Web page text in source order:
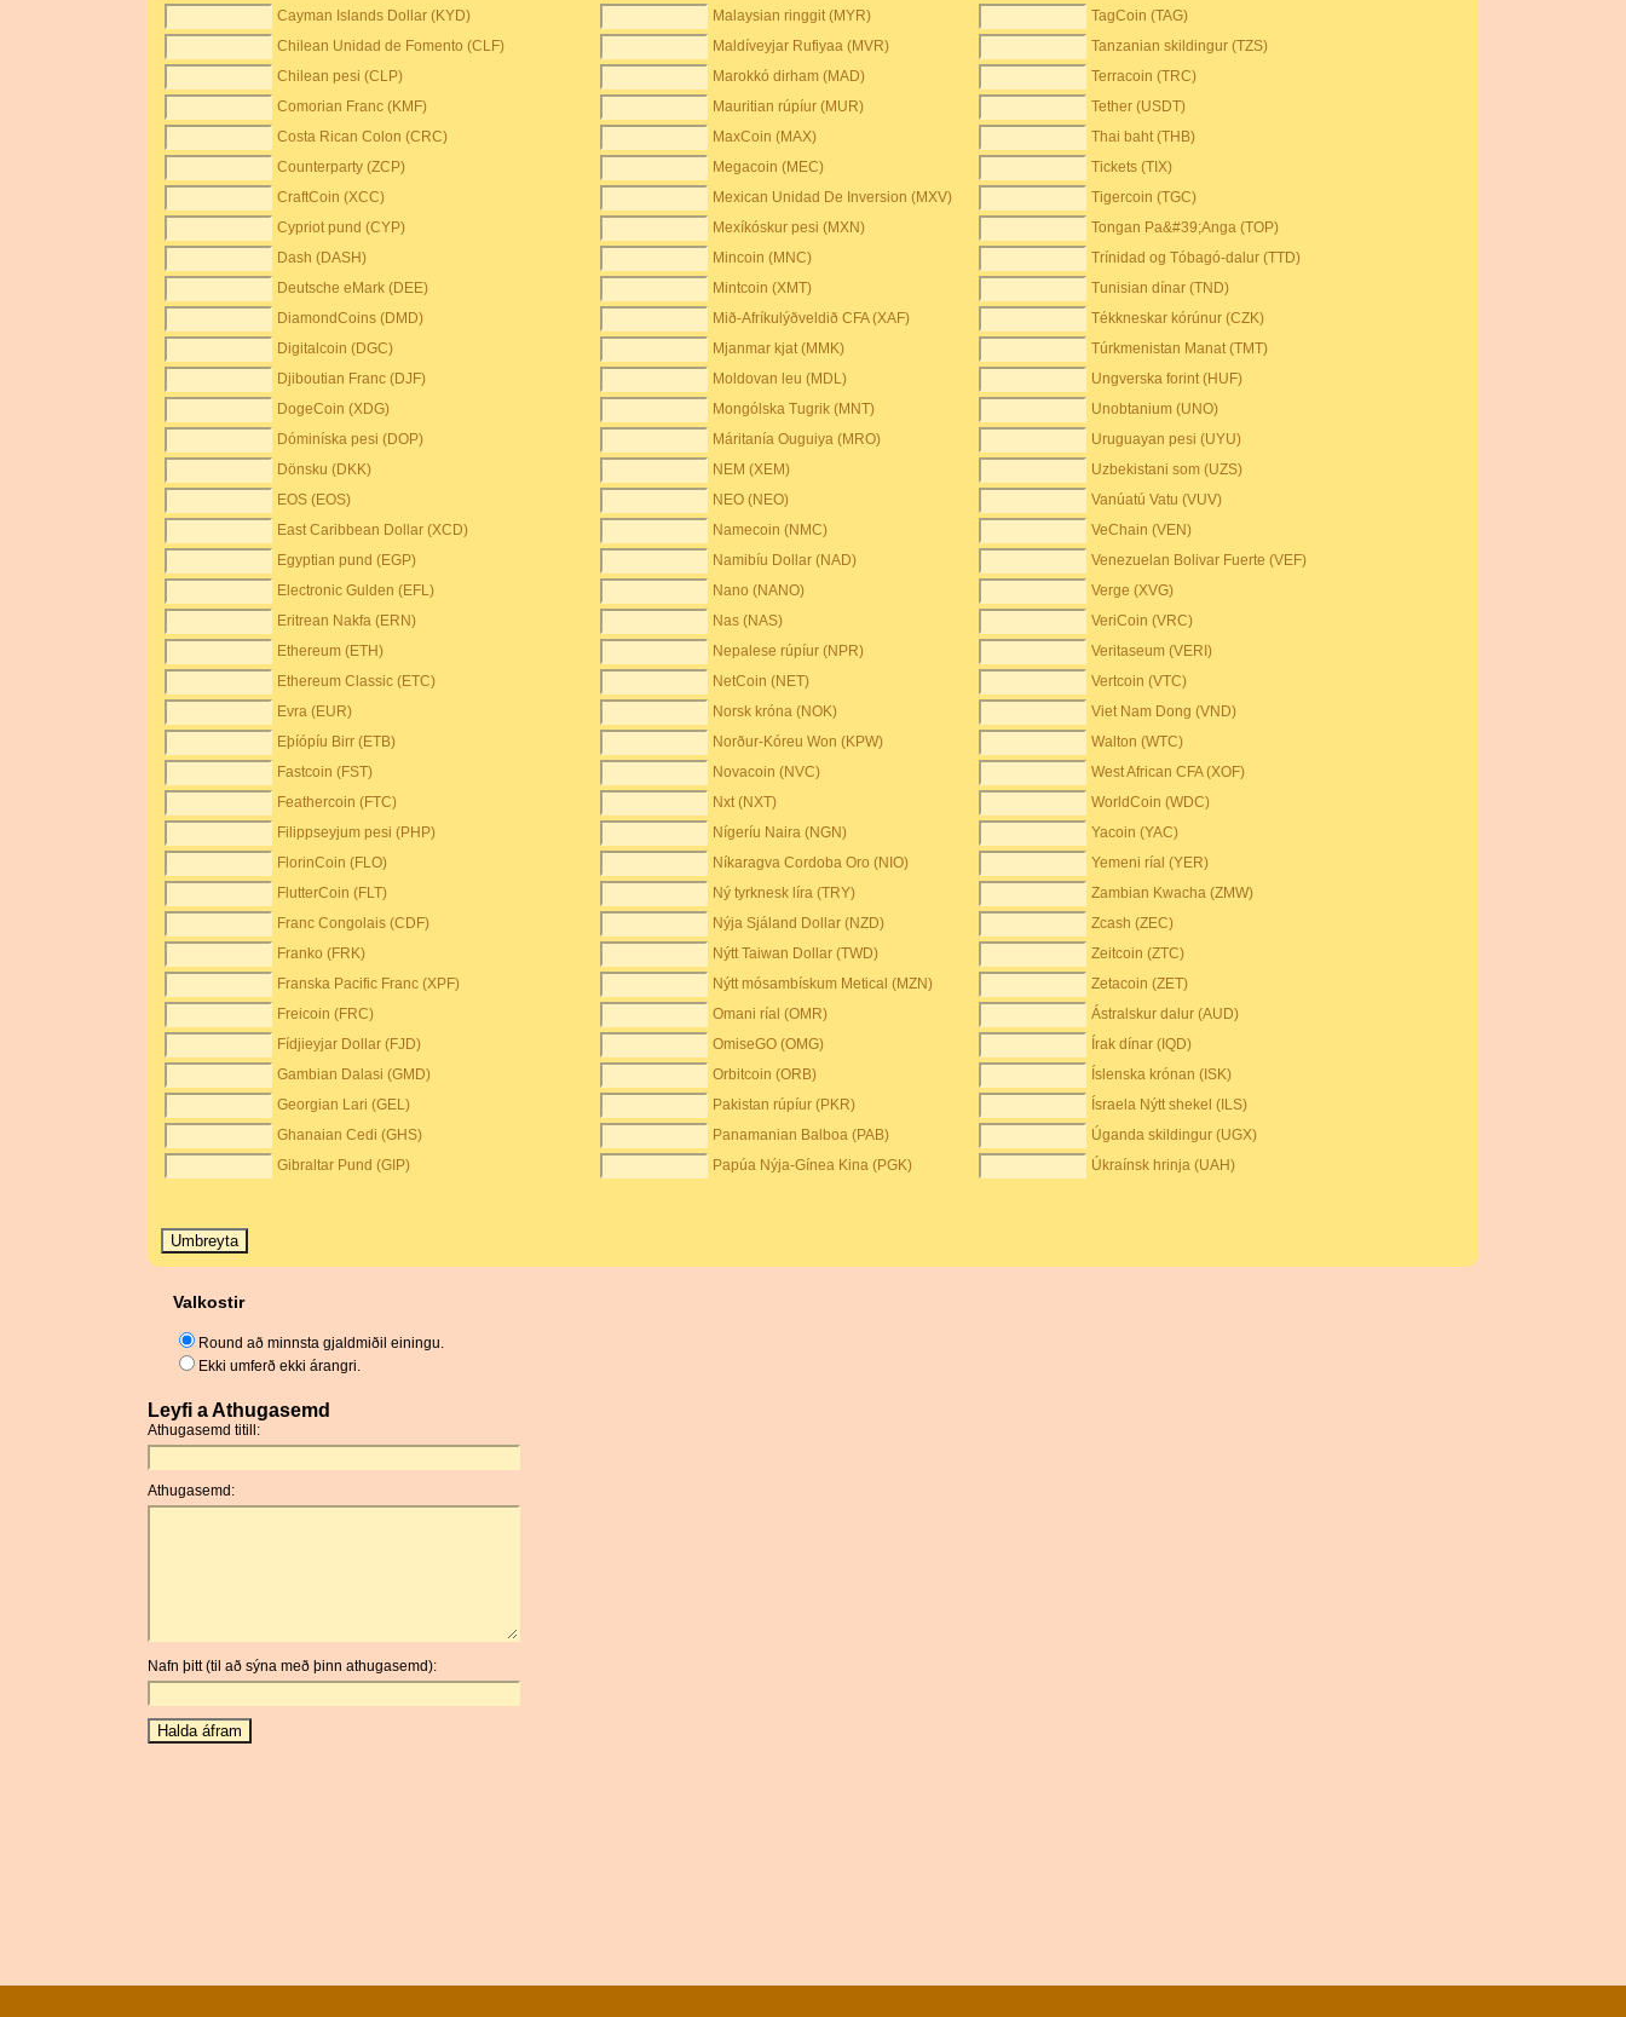
Cayman Islands Dollar (KYD)
Malaysian ringgit (MYR)
TagCoin (TAG)
Chilean Unidad de Fomento (CLF)
Maldíveyjar Rufiyaa (MVR)
Tanzanian skildingur (TZS)
Chilean pesi (CLP)
Marokkó dirham (MAD)
Terracoin (TRC)
Comorian Franc (KMF)
Mauritian rúpíur (MUR)
Tether (USDT)
Costa Rican Colon (CRC)
MaxCoin (MAX)
Thai baht (THB)
Counterparty (ZCP)
Megacoin (MEC)
Tickets (TIX)
CraftCoin (XCC)
Mexican Unidad De Inversion (MXV)
Tigercoin (TGC)
Cypriot pund (CYP)
Mexíkóskur pesi (MXN)
Tongan Pa&#39;Anga (TOP)
Dash (DASH)
Mincoin (MNC)
Trínidad og Tóbagó-dalur (TTD)
Deutsche eMark (DEE)
Mintcoin (XMT)
Tunisian dínar (TND)
DiamondCoins (DMD)
Mið-Afríkulýðveldið CFA (XAF)
Tékkneskar kórúnur (CZK)
Digitalcoin (DGC)
Mjanmar kjat (MMK)
Túrkmenistan Manat (TMT)
Djiboutian Franc (DJF)
Moldovan leu (MDL)
Ungverska forint (HUF)
DogeCoin (XDG)
Mongólska Tugrik (MNT)
Unobtanium (UNO)
Dóminíska pesi (DOP)
Máritanía Ouguiya (MRO)
Uruguayan pesi (UYU)
Dönsku (DKK)
NEM (XEM)
Uzbekistani som (UZS)
EOS (EOS)
NEO (NEO)
Vanúatú Vatu (VUV)
East Caribbean Dollar (XCD)
Namecoin (NMC)
VeChain (VEN)
Egyptian pund (EGP)
Namibíu Dollar (NAD)
Venezuelan Bolivar Fuerte (VEF)
Electronic Gulden (EFL)
Nano (NANO)
Verge (XVG)
Eritrean Nakfa (ERN)
Nas (NAS)
VeriCoin (VRC)
Ethereum (ETH)
Nepalese rúpíur (NPR)
Veritaseum (VERI)
Ethereum Classic (ETC)
NetCoin (NET)
Vertcoin (VTC)
Evra (EUR)
Norsk króna (NOK)
Viet Nam Dong (VND)
Eþíópíu Birr (ETB)
Norður-Kóreu Won (KPW)
Walton (WTC)
Fastcoin (FST)
Novacoin (NVC)
West African CFA (XOF)
Feathercoin (FTC)
Nxt (NXT)
WorldCoin (WDC)
Filippseyjum pesi (PHP)
Nígeríu Naira (NGN)
Yacoin (YAC)
FlorinCoin (FLO)
Níkaragva Cordoba Oro (NIO)
Yemeni ríal (YER)
FlutterCoin (FLT)
Ný tyrknesk líra (TRY)
Zambian Kwacha (ZMW)
Franc Congolais (CDF)
Nýja Sjáland Dollar (NZD)
Zcash (ZEC)
Franko (FRK)
Nýtt Taiwan Dollar (TWD)
Zeitcoin (ZTC)
Franska Pacific Franc (XPF)
Nýtt mósambískum Metical (MZN)
Zetacoin (ZET)
Freicoin (FRC)
Omani ríal (OMR)
Ástralskur dalur (AUD)
Fídjieyjar Dollar (FJD)
OmiseGO (OMG)
Írak dínar (IQD)
Gambian Dalasi (GMD)
Orbitcoin (ORB)
Íslenska krónan (ISK)
Georgian Lari (GEL)
Pakistan rúpíur (PKR)
Ísraela Nýtt shekel (ILS)
Ghanaian Cedi (GHS)
Panamanian Balboa (PAB)
Úganda skildingur (UGX)
Gibraltar Pund (GIP)
Papúa Nýja-Gínea Kina (PGK) Úkraínsk hrinja (UAH)
Valkostir
Round að minnsta gjaldmiðil einingu.
Ekki umferð ekki árangri.
Leyfi a Athugasemd
Athugasemd titill:
Athugasemd:
Nafn þitt (til að sýna með þinn athugasemd):